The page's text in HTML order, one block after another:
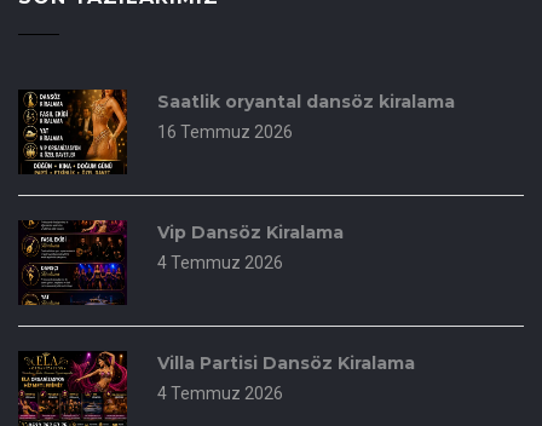
Saatlik oryantal dansöz kiralama
16 Temmuz 2026
Vip Dansöz Kiralama
4 Temmuz 2026
Villa Partisi Dansöz Kiralama
4 Temmuz 2026